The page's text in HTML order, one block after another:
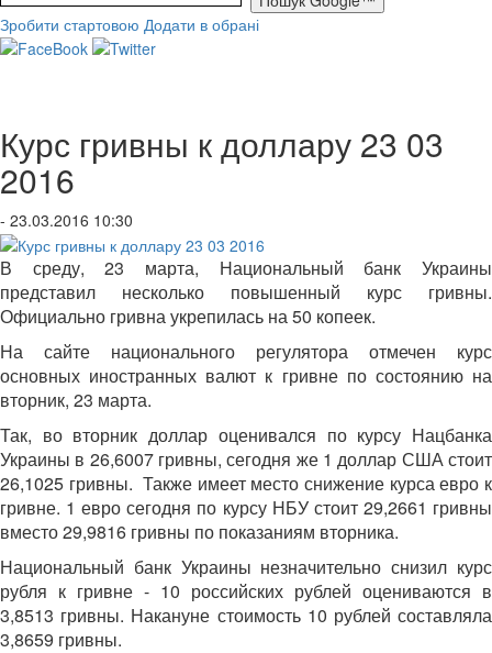
Зробити стартовою Додати в обрані
Курс гривны к доллару 23 03
2016
- 23.03.2016 10:30
В среду, 23 марта, Национальный банк Украины
представил несколько повышенный курс гривны.
Официально гривна укрепилась на 50 копеек.
На сайте национального регулятора отмечен курс
основных иностранных валют к гривне по состоянию на
вторник, 23 марта.
Так, во вторник доллар оценивался по курсу Нацбанка
Украины в 26,6007 гривны, сегодня же 1 доллар США стоит
26,1025 гривны. Также имеет место снижение курса евро к
гривне. 1 евро сегодня по курсу НБУ стоит 29,2661 гривны
вместо 29,9816 гривны по показаниям вторника.
Национальный банк Украины незначительно снизил курс
рубля к гривне - 10 российских рублей оцениваются в
3,8513 гривны. Накануне стоимость 10 рублей составляла
3,8659 гривны.